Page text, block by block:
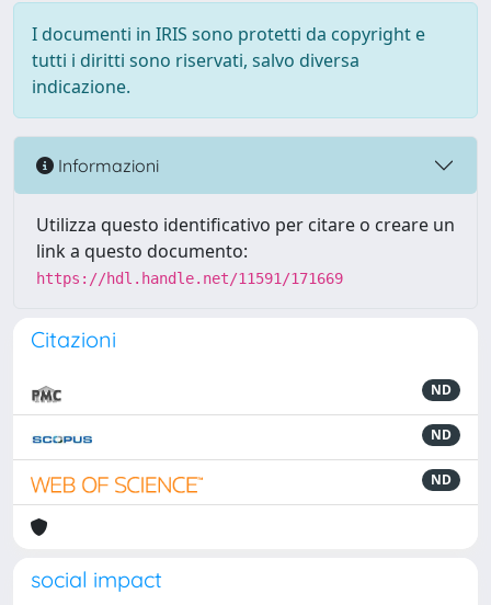
I documenti in IRIS sono protetti da copyright e
tutti i diritti sono riservati, salvo diversa
indicazione.
Informazioni
Utilizza questo identificativo per citare o creare un
link a questo documento:
https://hdl.handle.net/11591/171669
Citazioni
ND
ND
ND
social impact